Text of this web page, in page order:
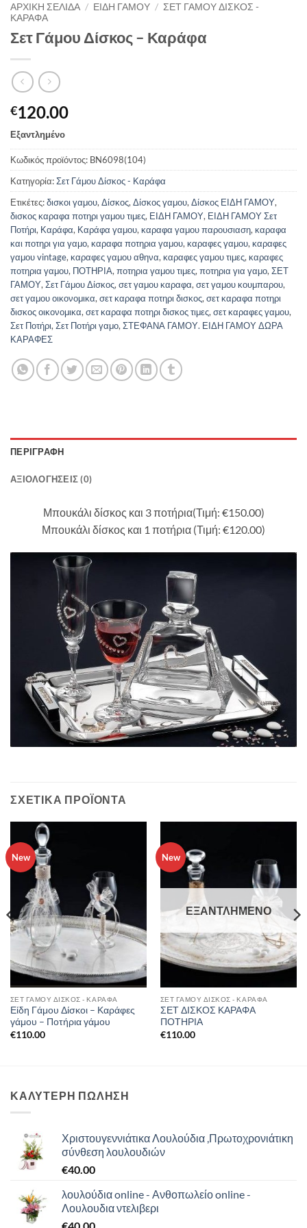
ΑΡΧΙΚΉ ΣΕΛΊΔΑ / ΕΊΔΗ ΓΆΜΟΥ / ΣΕΤ ΓΆΜΟΥ ΔΊΣΚΟΣ -
ΚΑΡΆΦΑ
Σετ Γάμου Δίσκος – Καράφα
€120.00
Εξαντλημένο
Κωδικός προϊόντος: BN6098(104)
Κατηγορία:Σετ Γάμου Δίσκος - Καράφα
Ετικέτες:δισκοι γαμου, Δίσκος, Δίσκος γαμου, Δίσκος ΕΙΔΗ ΓΑΜΟΥ,
δισκος καραφα ποτηρι γαμου τιμες, ΕΙΔΗ ΓΑΜΟΥ, ΕΙΔΗ ΓΑΜΟΥ Σετ
Ποτήρι, Καράφα, Καράφα γαμου, καραφα γαμου παρουσιαση, καραφα
και ποτηρι για γαμο, καραφα ποτηρια γαμου, καραφες γαμου, καραφες
γαμου vintage, καραφες γαμου αθηνα, καραφες γαμου τιμες, καραφες
ποτηρια γαμου, ΠΟΤΗΡΙΑ, ποτηρια γαμου τιμες, ποτηρια για γαμο, ΣΕΤ
ΓΑΜΟΥ, Σετ Γάμου Δίσκος, σετ γαμου καραφα, σετ γαμου κουμπαρου,
σετ γαμου οικονομικα, σετ καραφα ποτηρι δισκος, σετ καραφα ποτηρι
δισκος οικονομικα, σετ καραφα ποτηρι δισκος τιμες, σετ καραφες γαμου,
Σετ Ποτήρι, Σετ Ποτήρι γαμο, ΣΤΕΦΑΝΑ ΓΑΜΟΥ. ΕΙΔΗ ΓΑΜΟΥ ΔΩΡΑ
ΚΑΡΑΦΕΣ
ΠΕΡΙΓΡΑΦΉ
ΑΞΙΟΛΟΓΉΣΕΙΣ (0)
Μπουκάλι δίσκος και 3 ποτήρια(Τιμή: €150.00)
Μπουκάλι δίσκος και 1 ποτήρια (Τιμή: €120.00)
ΣΧΕΤΙΚΆ ΠΡΟΪΌΝΤΑ
New
ΣΕΤ ΓΆΜΟΥ ΔΊΣΚΟΣ - ΚΑΡΆΦΑ
Είδη Γάμου Δίσκοι – Καράφες
γάμου – Ποτήρια γάμου
€110.00
New
ΕΞΑΝΤΛΗΜΈΝΟ
ΣΕΤ ΓΆΜΟΥ ΔΊΣΚΟΣ - ΚΑΡΆΦΑ
ΣΕΤ ΔΙΣΚΟΣ ΚΑΡΑΦΑ
ΠΟΤΗΡΙΑ
€110.00
ΚΑΛΥΤΕΡΗ ΠΩΛΗΣΗ
Χριστουγεννιάτικα Λουλούδια ,Πρωτοχρονιάτικη
σύνθεση λουλουδιών
€40.00
λουλούδια online - Ανθοπωλείο online -
Λουλουδια ντελιβερι